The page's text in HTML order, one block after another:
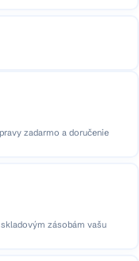
zadarmo a doručenie
zásobám vašu